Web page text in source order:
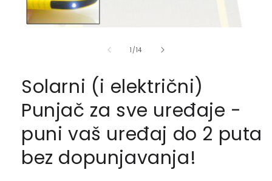
1 /of
14
Solarni (i električni)
Punjač za sve uređaje -
puni vaš uređaj do 2 puta
bez dopunjavanja!